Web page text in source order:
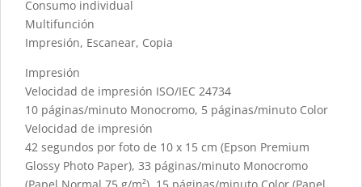
Consumo individual
Multifunción
Impresión, Escanear, Copia
Impresión
Velocidad de impresión ISO/IEC 24734
10 páginas/minuto Monocromo, 5 páginas/minuto Color
Velocidad de impresión
42 segundos por foto de 10 x 15 cm (Epson Premium
Glossy Photo Paper), 33 páginas/minuto Monocromo